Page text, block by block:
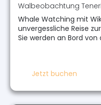
Walbeobachtung
Whale Watching mit
unvergessliche Reise
Sie werden an Bord von
Jetzt buchen